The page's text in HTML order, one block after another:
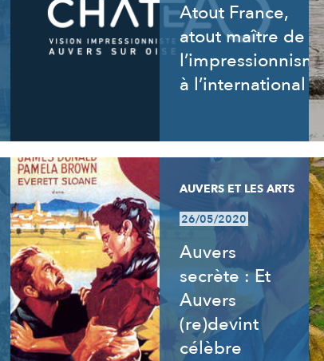
Atout France,
atout maître de
à l’international
AUVERS ET LES ARTS
26/05/2020
Auvers
secrète : Et
Auvers
(re)devint
célèbre